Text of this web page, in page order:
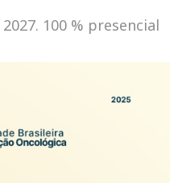
100 % presencial